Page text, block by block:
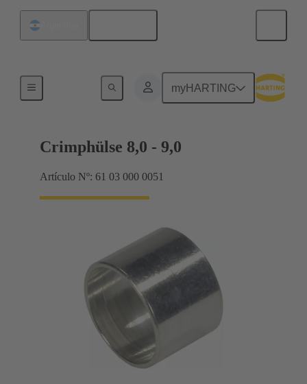
myHARTING
Crimphülse 8,0 - 9,0
Artículo Nº: 61 03 000 0051